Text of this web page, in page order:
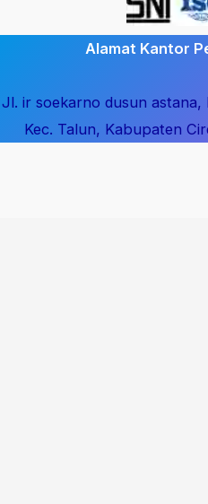
Alamat Kantor
Jl. ir soekarno dusun astana,
Kec. Talun, Kabupaten